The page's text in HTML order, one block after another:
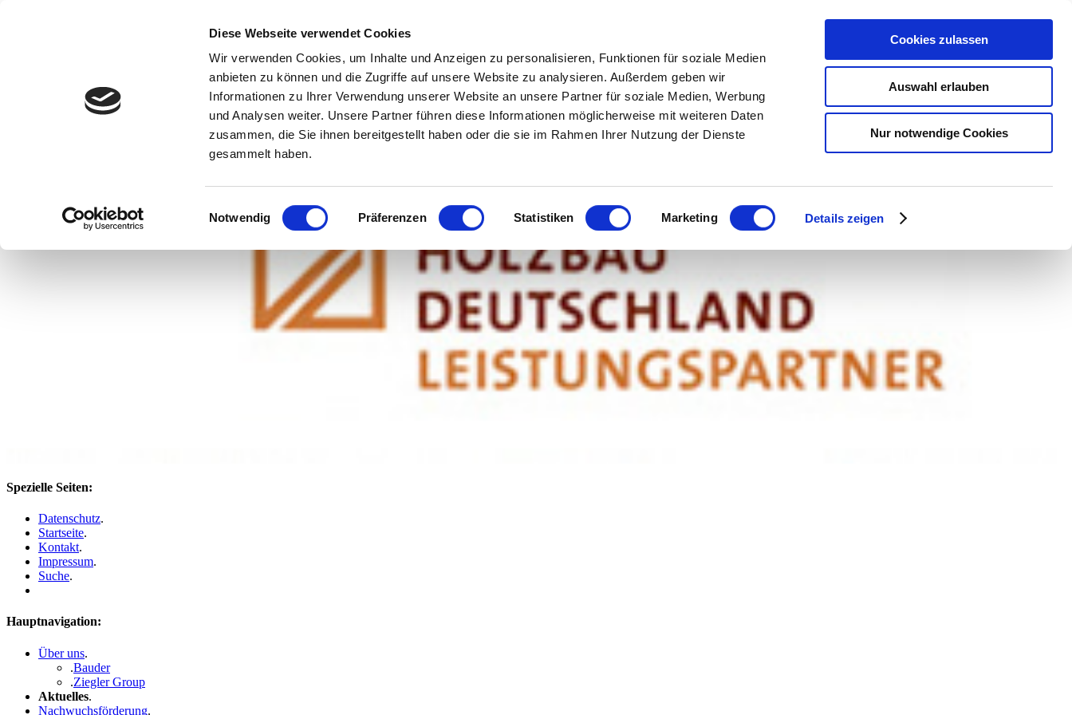
Diese Webseite verwendet Cookies
Wir verwenden Cookies, um Inhalte und Anzeigen zu personalisieren, Funktionen für soziale Medien
anbieten zu können und die Zugriffe auf unsere Website zu analysieren. Außerdem geben wir
Informationen zu Ihrer Verwendung unserer Website an unsere Partner für soziale Medien, Werbung
und Analysen weiter. Unsere Partner führen diese Informationen möglicherweise mit weiteren Daten
zusammen, die Sie ihnen bereitgestellt haben oder die sie im Rahmen Ihrer Nutzung der Dienste
gesammelt haben.
Einwilligungsauswahl
Notwendig Präferenzen Statistiken Marketing Details zeigen
Cookies zulassen
Auswahl erlauben
Nur notwendige Cookies
Spezielle Seiten:
Datenschutz.
Startseite.
Kontakt.
Impressum.
Suche.
Hauptnavigation:
Über uns.
.Bauder
.Ziegler Group
Aktuelles.
Nachwuchsförderung.